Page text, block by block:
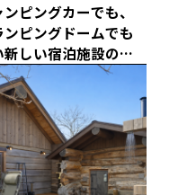
ピングカーでも、
ンピングドームでも
新しい宿泊施設のカ
海と山に囲まれた
最新型カプセルハ
「ザ・グランスイー